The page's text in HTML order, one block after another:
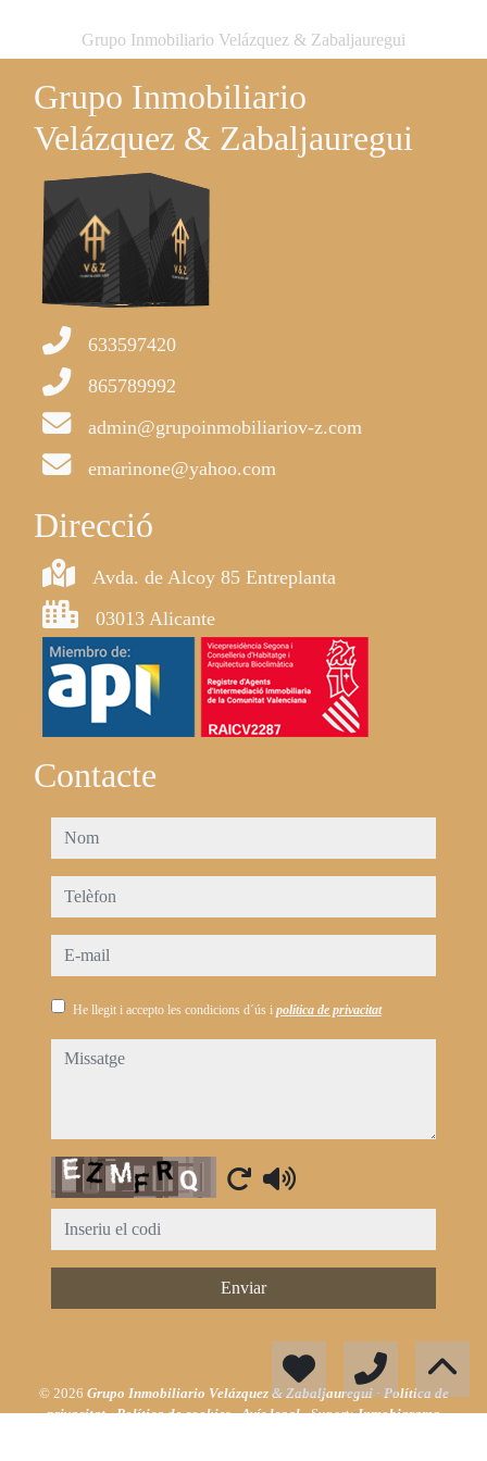
Grupo Inmobiliario Velázquez & Zabaljauregui
Grupo Inmobiliario
Velázquez & Zabaljauregui
633597420
865789992
admin@grupoinmobiliariov-z.com
emarinone@yahoo.com
Direcció
Avda. de Alcoy 85 Entreplanta
03013 Alicante
Contacte
nom
telèfon
e-mail
He llegit i accepto les condicions d´ús i política de privacitat
missatge
Captcha
Enviar
© 2026 Grupo Inmobiliario Velázquez & Zabaljauregui·Política de
privacitat·Política de cookies·Avís legal· Suport:Inmobigrama